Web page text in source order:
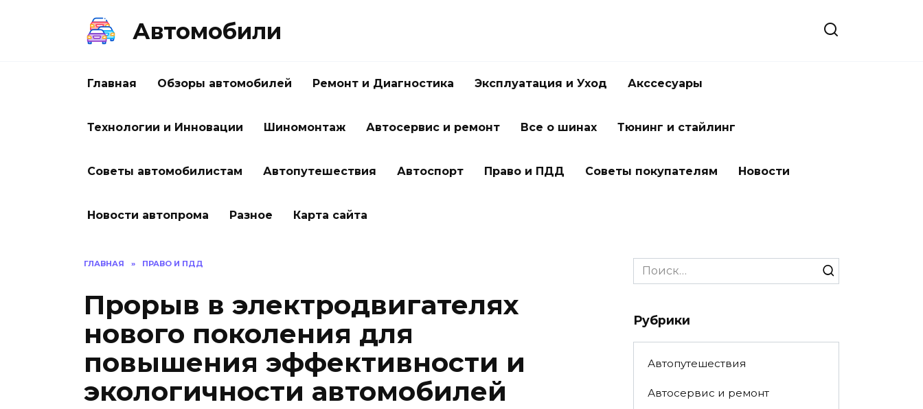
Автомобили
Главная Обзоры автомобилей Ремонт и Диагностика Эксплуатация и Уход Акссесуары
Технологии и Инновации Шиномонтаж Автосервис и ремонт Все о шинах Тюнинг и стайлинг
Советы автомобилистам Автопутешествия Автоспорт Право и ПДД Советы покупателям Новости
Новости автопрома Разное Карта сайта
ГЛАВНАЯ » ПРАВО И ПДД
Прорыв в электродвигателях
нового поколения для
повышения эффективности и
экологичности автомобилей
Search
for:
Рубрики
Автопутешествия
Автосервис и ремонт